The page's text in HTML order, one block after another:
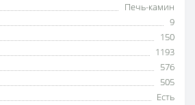
Печь-камин
9
150
1193
576
505
Есть